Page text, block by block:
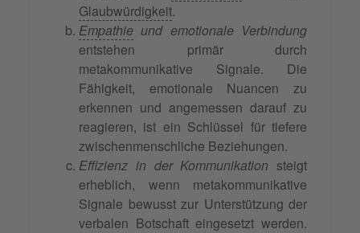
Glaubwürdigkeit.
Empathie und emotionale Verbindung
entstehen primär durch
metakommunikative Signale. Die
Fähigkeit, emotionale Nuancen zu
erkennen und angemessen darauf zu
reagieren, ist ein Schlüssel für tiefere
zwischenmenschliche Beziehungen.
Effizienz in der Kommunikation steigt
erheblich, wenn metakommunikative
Signale bewusst zur Unterstützung der
verbalen Botschaft eingesetzt werden.